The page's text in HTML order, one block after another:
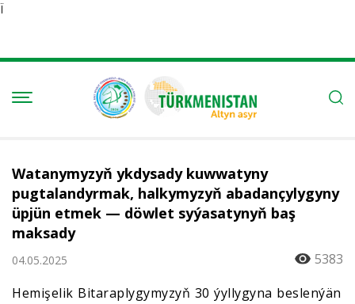
Ï
Watanymyzyň ykdysady kuwwatyny
pugtalandyrmak, halkymyzyň abadançylygyny
üpjün etmek — döwlet syýasatynyň baş
maksady
04.05.2025
5383
Hemişelik Bitaraplygymyzyň 30 ýyllygyna beslenýän